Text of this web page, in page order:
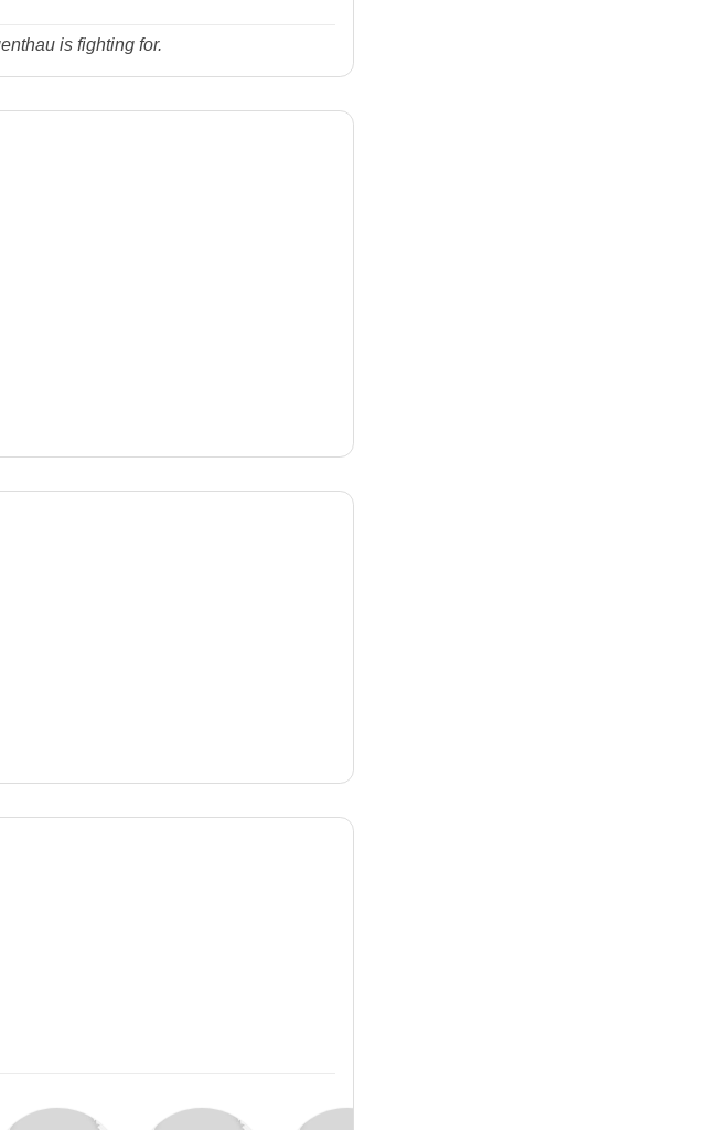
is fighting for.